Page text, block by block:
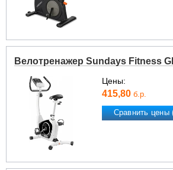
Велотренажер Sundays Fitness
Цены:
415,80 б.р.
Сравнить цены